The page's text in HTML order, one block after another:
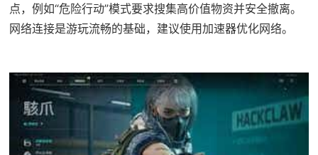
点，例如“危险行动”模式要求搜集高价值物资并安全撤离。
网络连接是游玩流畅的基础，建议使用加速器优化网络。